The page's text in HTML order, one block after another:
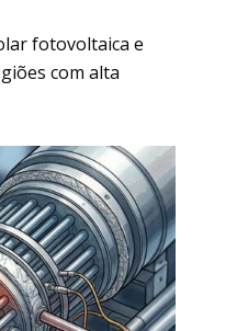
fotovoltaica e
com alta